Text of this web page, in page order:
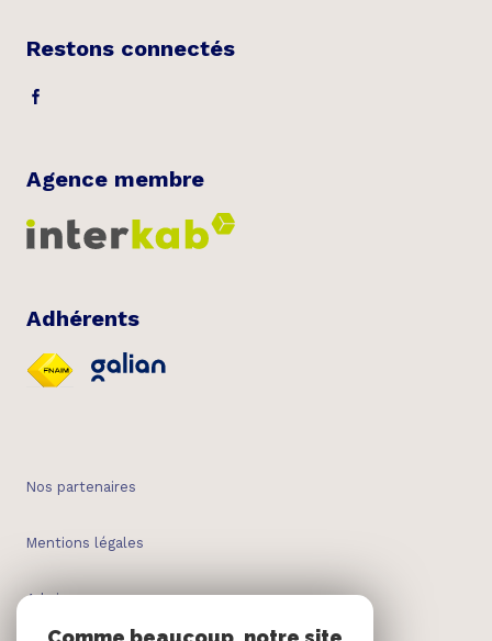
Restons connectés
Agence membre
Adhérents
Nos partenaires
Mentions légales
Admin